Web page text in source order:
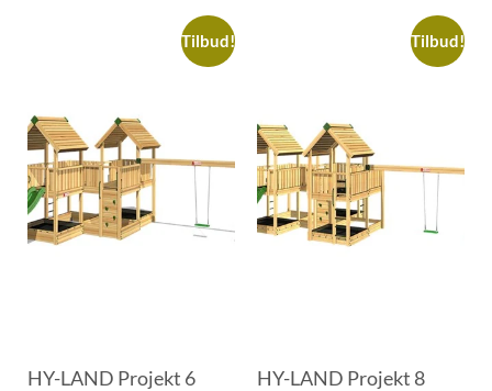
Tilbud!
HY-LAND Projekt 6
Tilbud!
HY-LAND Projekt 8